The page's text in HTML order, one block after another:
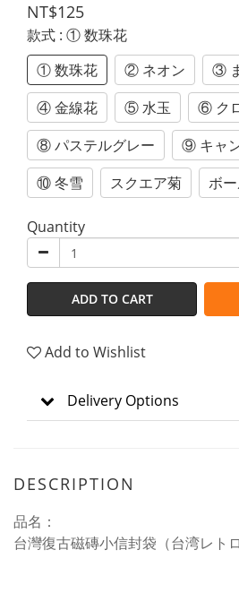
NT$125
款式 : ① 数珠花
① 数珠花
② ネオン
③
④ 金線花
⑤ 水玉 ⑥ ク
⑧ パステルグレー
⑨ キャ
⑩ 冬雪
スクエア菊 ボ
Quantity
ADD TO CART
Add to Wishlist
Delivery Options
DESCRIPTION
品名：
台灣復古磁磚小信封袋（台湾レト